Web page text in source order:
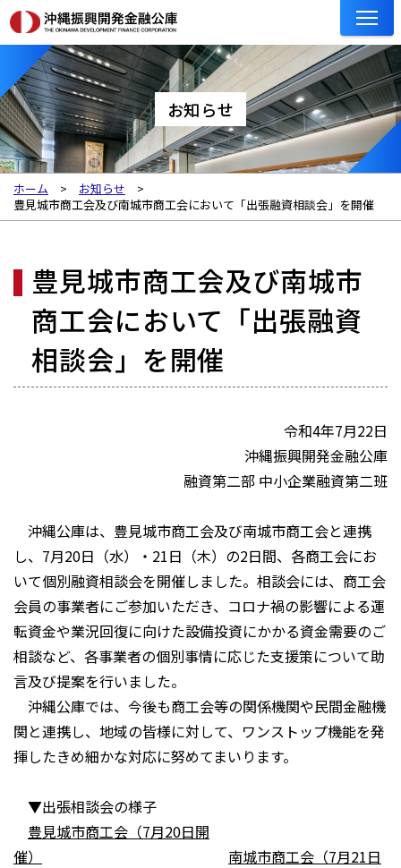
お知らせ
ホーム
お知らせ
豊見城市商工会及び南城市商工会において「出張融資相談会」を開催
豊見城市商工会及び南城市
商工会において「出張融資
相談会」を開催
令和4年7月22日
沖縄振興開発金融公庫
融資第二部 中小企業融資第二班
沖縄公庫は、豊見城市商工会及び南城市商工会と連携
し、7月20日（水）・21日（木）の2日間、各商工会にお
いて個別融資相談会を開催しました。相談会には、商工会
会員の事業者にご参加いただき、コロナ禍の影響による運
転資金や業況回復に向けた設備投資にかかる資金需要のご
相談など、各事業者の個別事情に応じた支援策について助
言及び提案を行いました。
沖縄公庫では、今後も商工会等の関係機関や民間金融機
関と連携し、地域の皆様に対して、ワンストップ機能を発
揮したきめ細かな対応に努めてまいります。
▼出張相談会の様子
豊見城市商工会（7月20日開
催）
南城市商工会（7月21日